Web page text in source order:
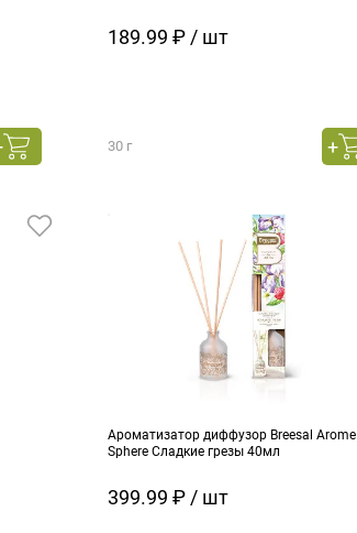
189.99 ₽ / шт
30 г
Ароматизатор диффузор Breesal Arome
Sphere Сладкие грезы 40мл
399.99 ₽ / шт